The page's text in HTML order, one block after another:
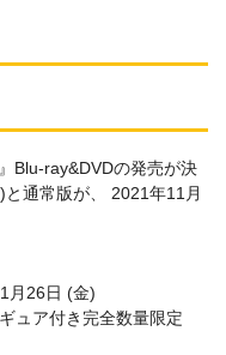
Blu-ray&DVDの発売が決
通常版が、 2021年11月
月26日 (金)
ュア付き完全数量限定